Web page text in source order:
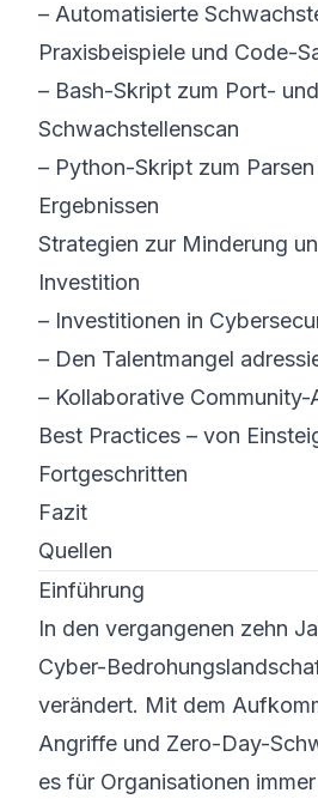
– Automatisierte
Praxisbeispiele und Code-
– Bash-Skript zum Port- und
Schwachstellenscan
– Python-Skript zum
Ergebnissen
Strategien zur Minderung
Investition
– Investitionen in
– Den Talentmangel
– Kollaborative Community-
Best Practices – von
Fortgeschritten
Fazit
Quellen
Einführung
In den vergangenen zehn
Cyber-
verändert. Mit dem
Angriffe und Zero-Day-
es für Organisationen